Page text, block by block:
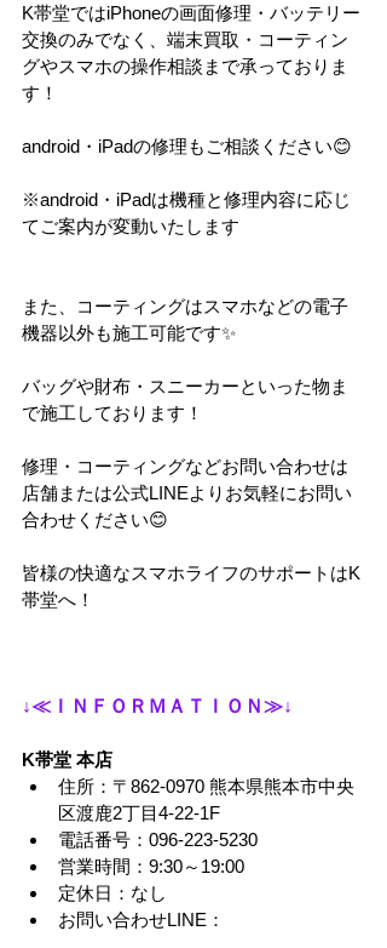
K帯堂ではiPhoneの画面修理・バッテリー
交換のみでなく、端末買取・コーティン
グやスマホの操作相談まで承っておりま
す！
android・iPadの修理もご相談ください😊
※android・iPadは機種と修理内容に応じ
てご案内が変動いたします
また、コーティングはスマホなどの電子
機器以外も施工可能です✨
バッグや財布・スニーカーといった物ま
で施工しております！
修理・コーティングなどお問い合わせは
店舗または公式LINEよりお気軽にお問い
合わせください😊
皆様の快適なスマホライフのサポートはK
帯堂へ！
↓≪ＩＮＦＯＲＭＡＴＩＯＮ≫↓
K帯堂 本店
住所：〒862-0970 熊本県熊本市中央
区渡鹿2丁目4-22-1F
電話番号：096-223-5230
営業時間：9:30～19:00
定休日：なし
お問い合わせLINE：